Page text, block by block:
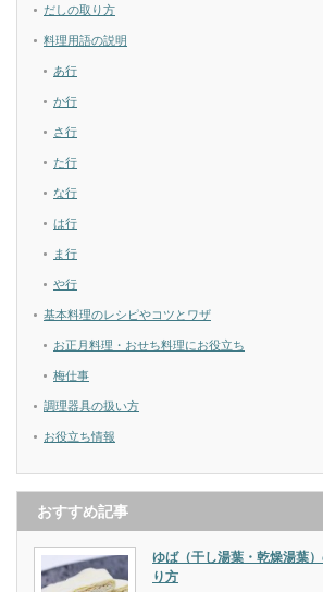
だしの取り方
料理用語の説明
あ行
か行
さ行
た行
な行
は行
ま行
や行
基本料理のレシピやコツとワザ
お正月料理・おせち料理にお役立ち
梅仕事
調理器具の扱い方
お役立ち情報
おすすめ記事
ゆば（干し湯葉・乾燥湯葉
り方